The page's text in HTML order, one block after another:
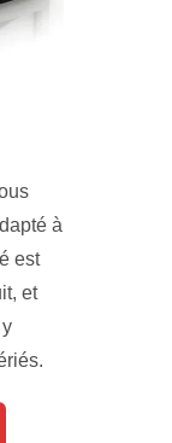
à
est
et